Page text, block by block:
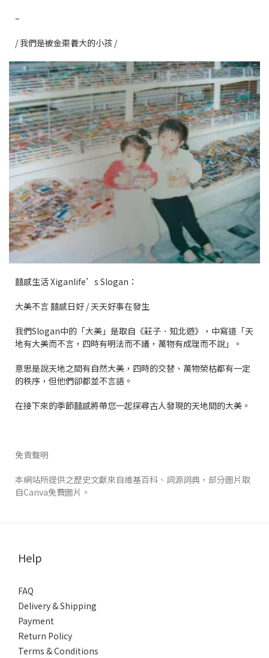
–
/ 我們是被金棗養大的小孩 /
囍感生活 Xiganlife’s Slogan：
大美不言 囍感日好 / 天天好事在發生
我們Slogan中的「大美」是取自《莊子．知北遊》，中寫道「天
地有大美而不言，四時有明法而不議，萬物有成理而不說」。
意思是說天地之間有自然大美，四時的交替、萬物榮枯都有一定
的秩序，但他們卻都並不言語。
在接下來的季節囍感將帶您一起探尋古人發現的天地間的大美。
免責聲明
本網站所提供之歷史文獻來自維基百科、詞源詞典，部分圖片取
自Canva免費圖片。
Help
FAQ
Delivery & Shipping
Payment
Return Policy
Terms & Conditions